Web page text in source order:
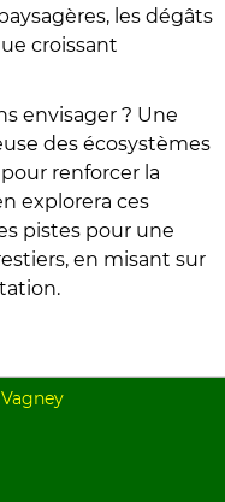
les dégâts
croissant
envisager ? Une
des écosystèmes
renforcer la
explorera ces
pistes pour une
en misant sur